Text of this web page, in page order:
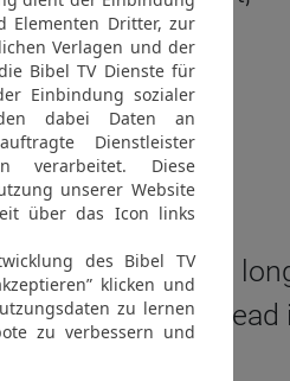
LESEN
Version
people will no
will bury the